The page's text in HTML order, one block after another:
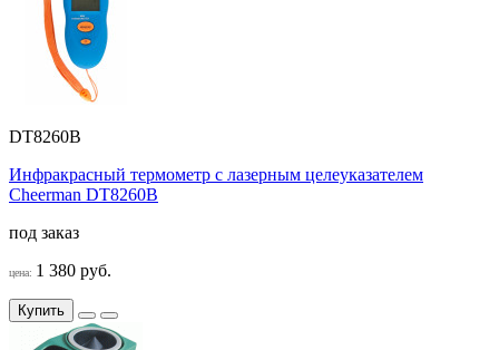
DT8260B
Инфракрасный термометр с лазерным целеуказателем
Cheerman DT8260B
под заказ
цена: 1 380 руб.
Купить